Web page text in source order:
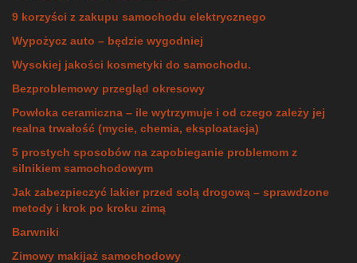
9 korzyści z zakupu samochodu elektrycznego
Wypożycz auto – będzie wygodniej
Wysokiej jakości kosmetyki do samochodu.
Bezproblemowy przegląd okresowy
Powłoka ceramiczna – ile wytrzymuje i od czego zależy jej
realna trwałość (mycie, chemia, eksploatacja)
5 prostych sposobów na zapobieganie problemom z
silnikiem samochodowym
Jak zabezpieczyć lakier przed solą drogową – sprawdzone
metody i krok po kroku zimą
Barwniki
Zimowy makijaż samochodowy